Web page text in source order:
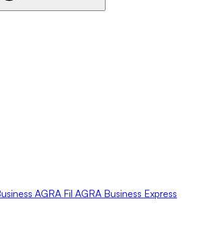
AGRA Fil AGRA Business Express